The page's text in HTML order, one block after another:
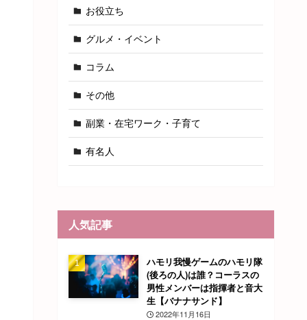
お役立ち
グルメ・イベント
コラム
その他
副業・在宅ワーク・子育て
有名人
人気記事
ハモリ我慢ゲームのハモリ隊
(後ろの人)は誰？コーラスの
男性メンバーは指揮者と音大
生【バナナサンド】
2022年11月16日